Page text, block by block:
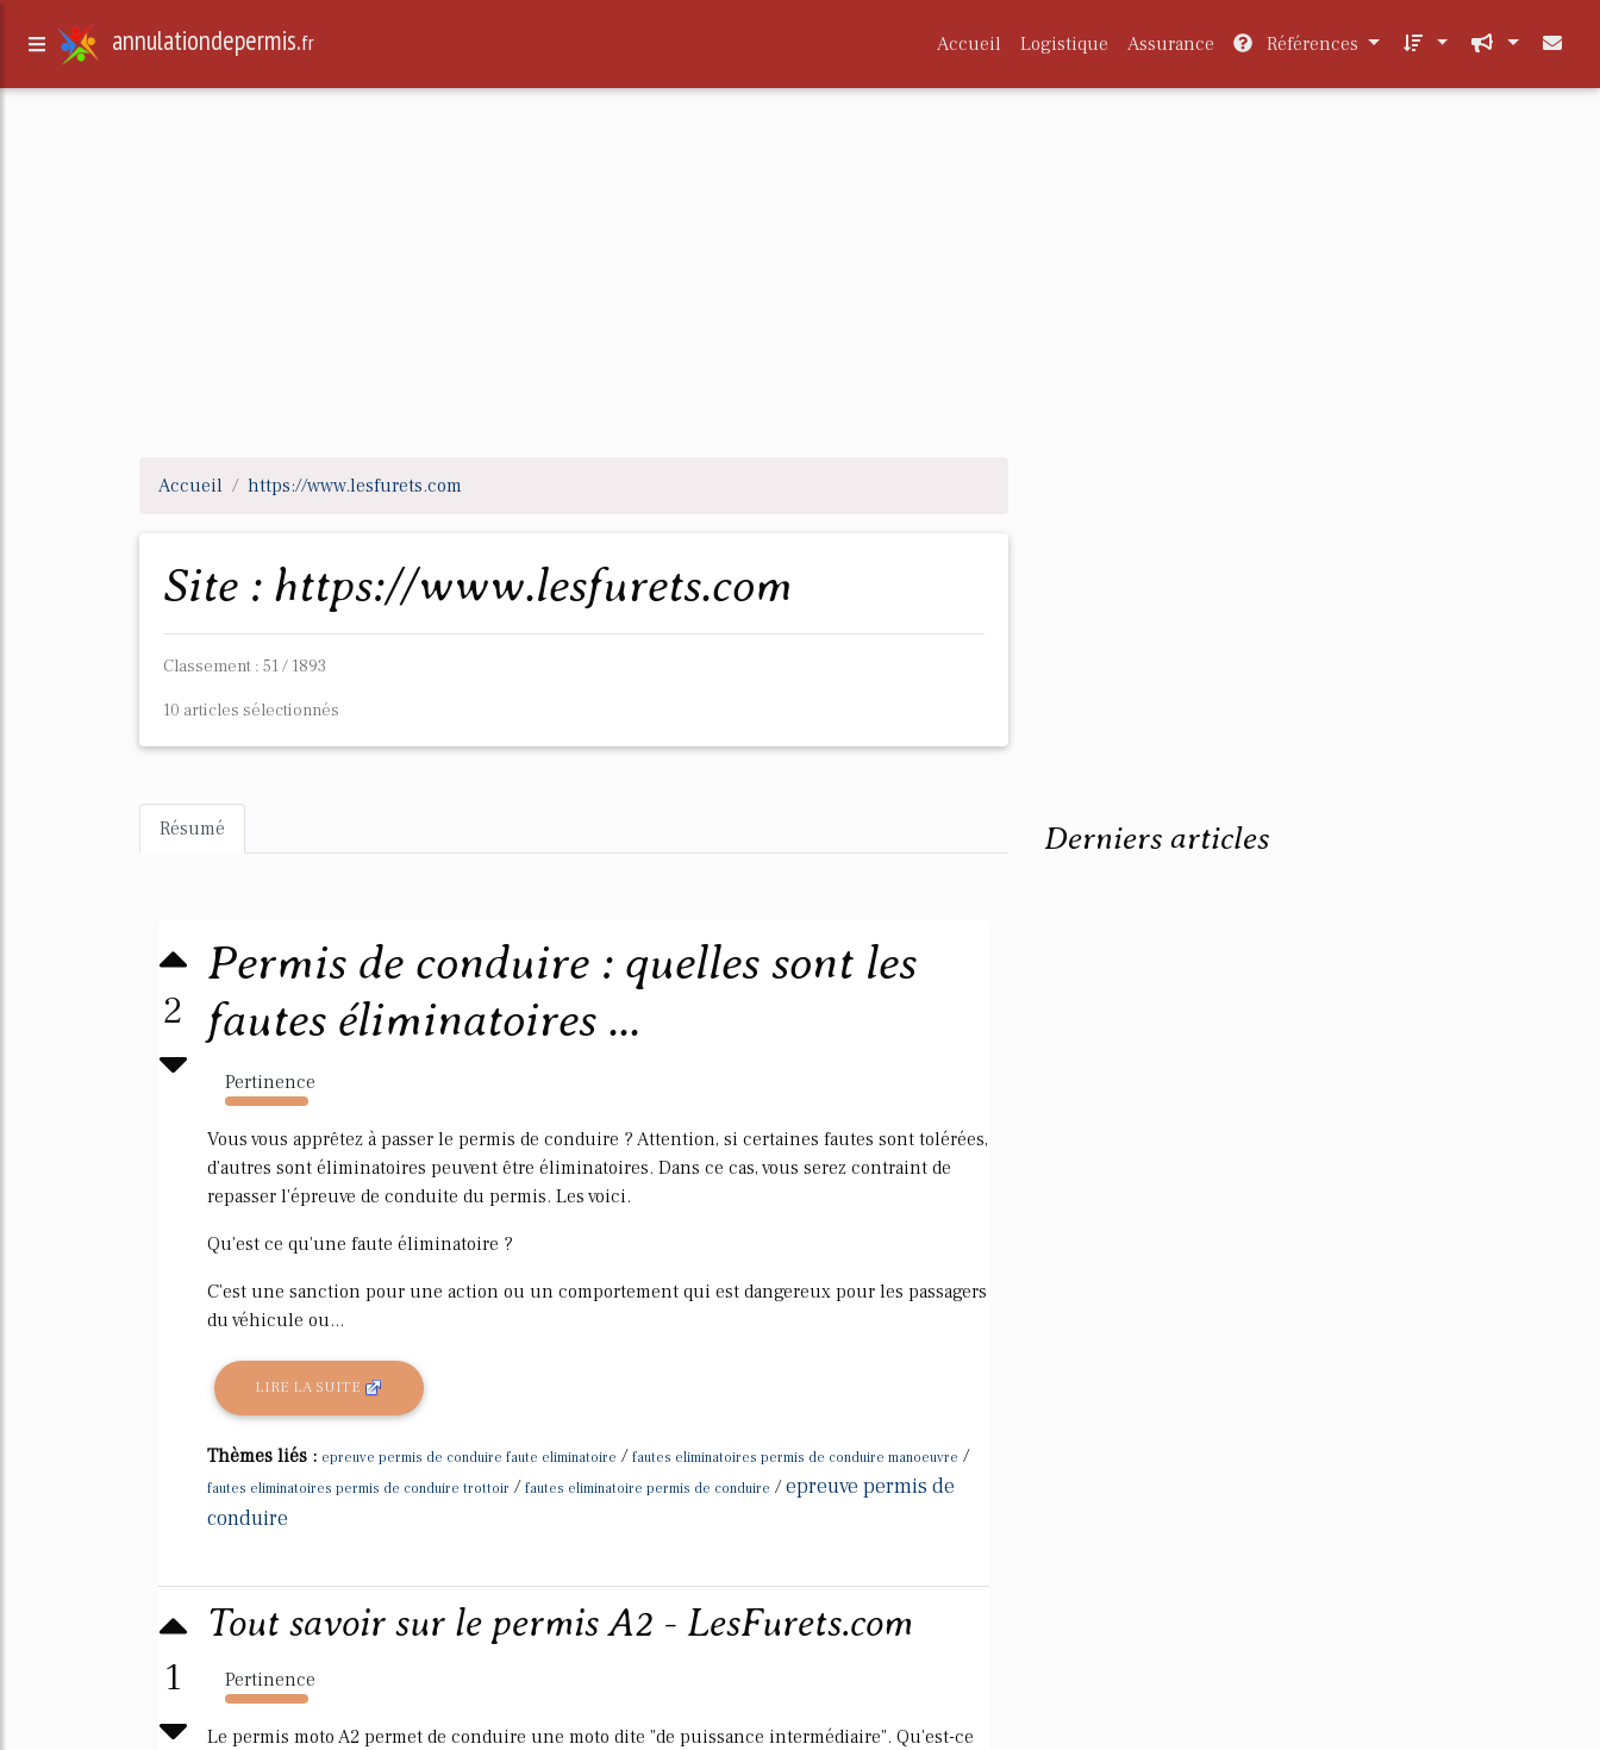
annulationdepermis.fr Accueil Logistique Assurance Références
Accueil https://www.lesfurets.com
Site : https://www.lesfurets.com
Classement : 51 / 1893
10 articles sélectionnés
Résumé
2
Permis de conduire : quelles sont les
fautes éliminatoires ...
Pertinence
300%
Vous vous apprêtez à passer le permis de conduire ? Attention, si certaines fautes sont tolérées,
d'autres sont éliminatoires peuvent être éliminatoires. Dans ce cas, vous serez contraint de
repasser l'épreuve de conduite du permis. Les voici.
Qu'est ce qu'une faute éliminatoire ?
C'est une sanction pour une action ou un comportement qui est dangereux pour les passagers
du véhicule ou...
LIRE LA SUITE
Thèmes liés : epreuve permis de conduire faute eliminatoire / fautes eliminatoires permis de conduire manoeuvre /
fautes eliminatoires permis de conduire trottoir / fautes eliminatoire permis de conduire /epreuve permis de
conduire
1
Tout savoir sur le permis A2 - LesFurets.com
Pertinence
1311%
Le permis moto A2 permet de conduire une moto dite "de puissance intermédiaire". Qu'est-ce
Derniers articles